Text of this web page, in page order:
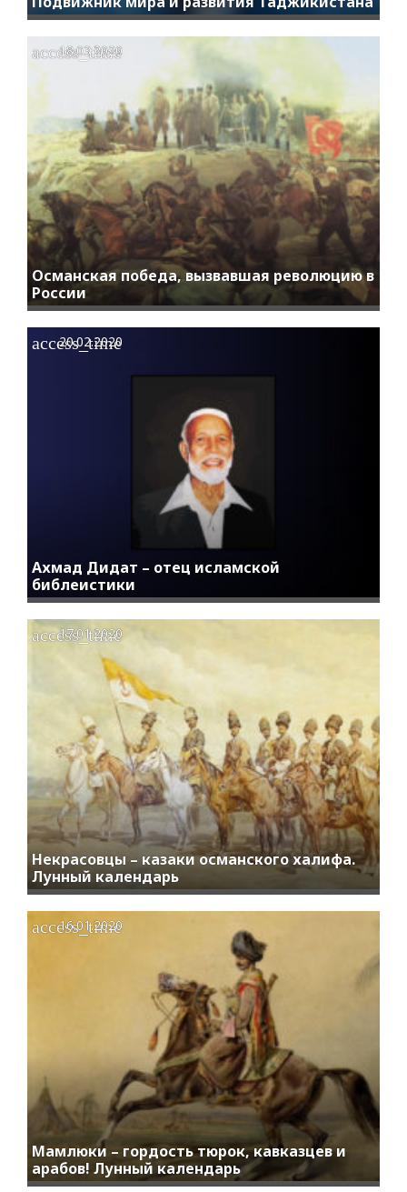
Османская победа, вызвавшая революцию в
России
access_time
18.03.2020
Ахмад Дидат – отец исламской
библеистики
access_time
20.02.2020
Некрасовцы – казаки османского халифа.
Лунный календарь
access_time
17.01.2020
Мамлюки – гордость тюрок, кавказцев и
арабов! Лунный календарь
access_time
16.01.2020